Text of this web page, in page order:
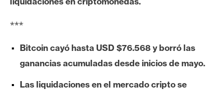
E
h
e
***
Bitcoin cayó hasta USD $76.568 y borró las
ganancias acumuladas desde inicios de mayo.
Las liquidaciones en el mercado cripto se